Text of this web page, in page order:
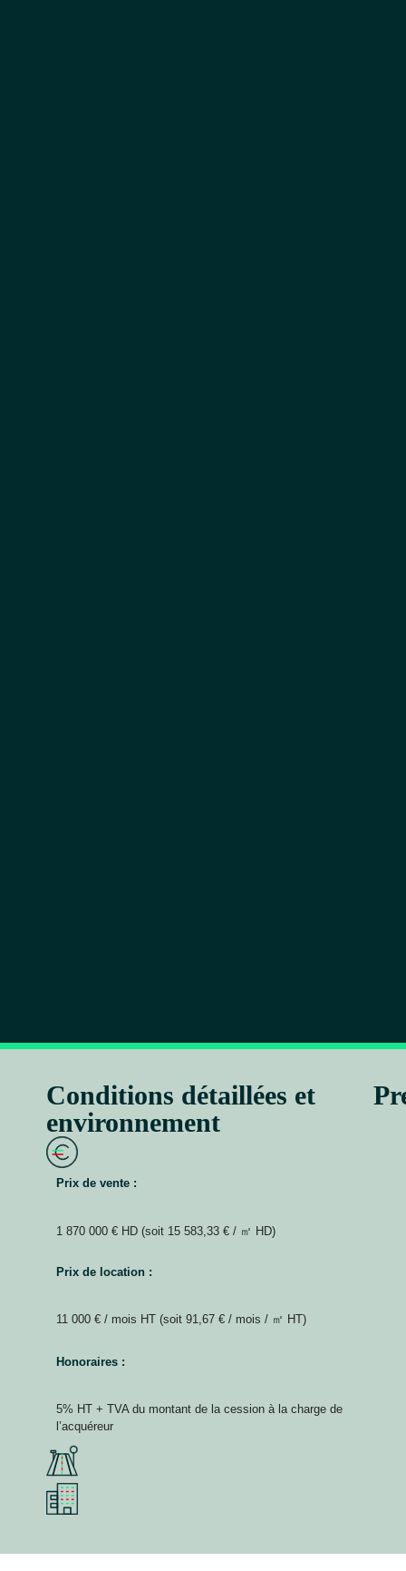
Conditions détaillées et
environnement
Prix de vente :
1 870 000 € HD (soit 15 583,33 € / ㎡ HD)
Prix de location :
11 000 € / mois HT (soit 91,67 € / mois / ㎡ HT)
Honoraires :
5% HT + TVA du montant de la cession à la charge de
l’acquéreur